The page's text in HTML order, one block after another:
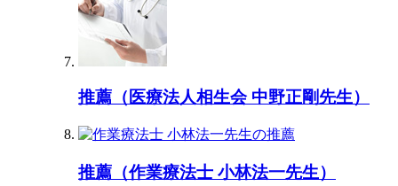
推薦（医療法人相生会 中野正剛先生）
推薦（作業療法士 小林法一先生）